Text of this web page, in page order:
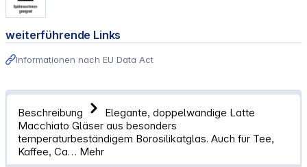
weiterführende Links
Informationen nach EU Data Act
Beschreibung
Elegante, doppelwandige Latte
Macchiato Gläser aus besonders
temperaturbeständigem Borosilikatglas. Auch für Tee,
Kaffee, Ca… Mehr